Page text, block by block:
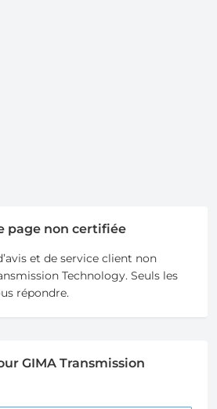
page non certifiée
et de service client non
Technology. Seuls les
répondre.
GIMA Transmission